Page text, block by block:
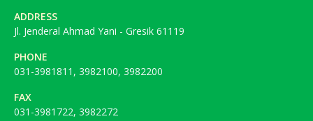
ADDRESS
Jl. Jenderal Ahmad Yani - Gresik 61119
PHONE
031-3981811, 3982100, 3982200
FAX
031-3981722, 3982272